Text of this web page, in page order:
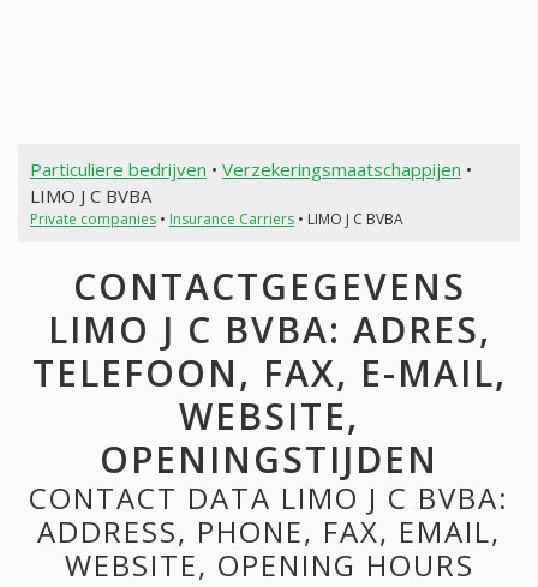
Particuliere bedrijven • Verzekeringsmaatschappijen •
LIMO J C BVBA
Private companies• Insurance Carriers• LIMO J C BVBA
CONTACTGEGEVENS
LIMO J C BVBA: ADRES,
TELEFOON, FAX, E-MAIL,
WEBSITE,
OPENINGSTIJDEN
CONTACT DATA LIMO J C BVBA:
ADDRESS, PHONE, FAX, EMAIL,
WEBSITE, OPENING HOURS